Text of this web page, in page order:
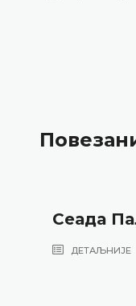
Сеада
ДЕТАЉНИЈЕ